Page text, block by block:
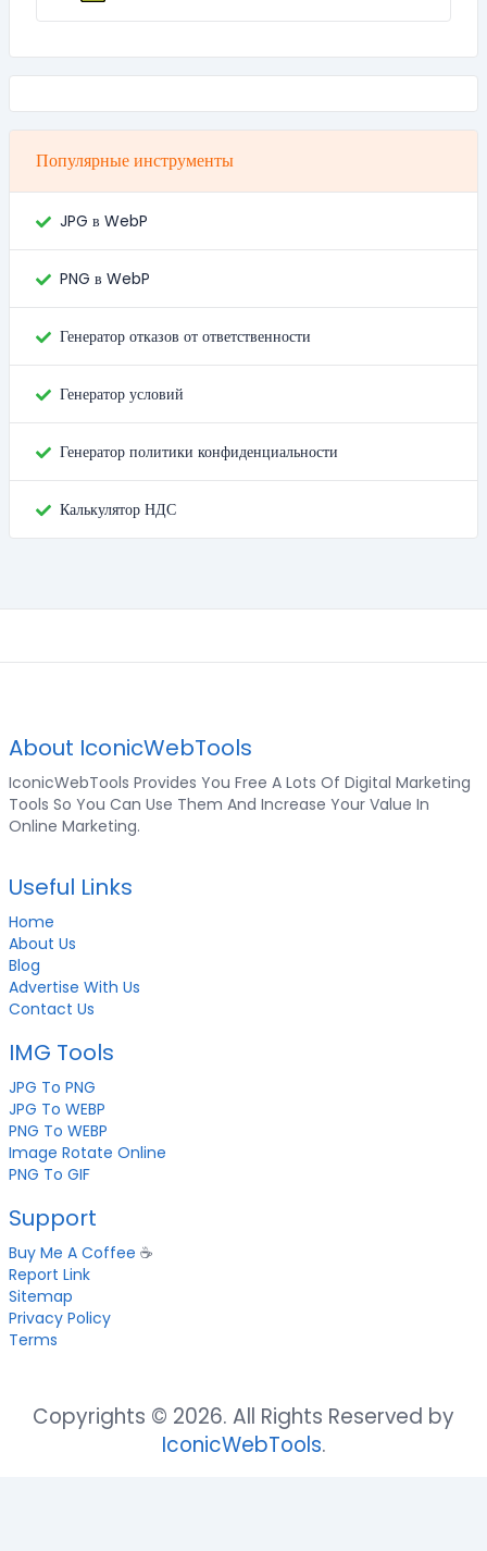
Популярные инструменты
JPG в WebP
PNG в WebP
Генератор отказов от ответственности
Генератор условий
Генератор политики конфиденциальности
Калькулятор НДС
About IconicWebTools
IconicWebTools Provides You Free A Lots Of Digital Marketing
Tools So You Can Use Them And Increase Your Value In
Online Marketing.
Useful Links
Home
About Us
Blog
Advertise With Us
Contact Us
IMG Tools
JPG To PNG
JPG To WEBP
PNG To WEBP
Image Rotate Online
PNG To GIF
Support
Buy Me A Coffee ☕
Report Link
Sitemap
Privacy Policy
Terms
Copyrights © 2026. All Rights Reserved by
IconicWebTools.